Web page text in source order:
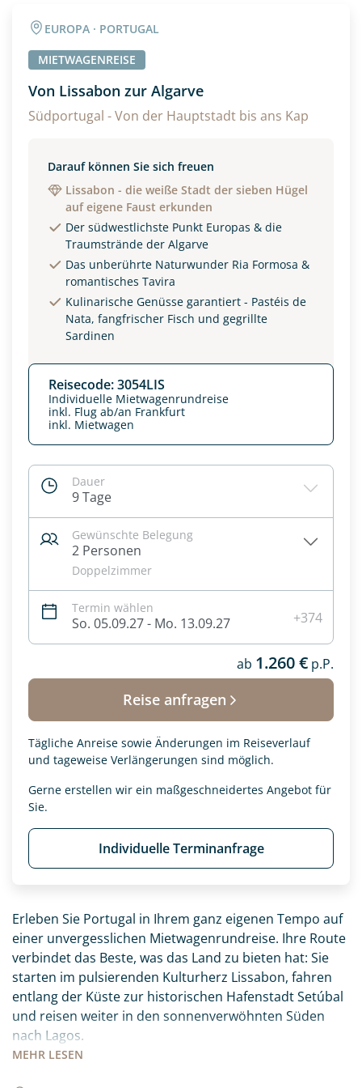
EUROPA · PORTUGAL
MIETWAGENREISE
Von Lissabon zur Algarve
Südportugal - Von der Hauptstadt bis ans Kap
Darauf können Sie sich freuen
Lissabon - die weiße Stadt der sieben Hügel
auf eigene Faust erkunden
Der südwestlichste Punkt Europas & die
Traumstrände der Algarve
Das unberührte Naturwunder Ria Formosa &
romantisches Tavira
Kulinarische Genüsse garantiert - Pastéis de
Nata, fangfrischer Fisch und gegrillte
Sardinen
Reisecode: 3054LIS
Individuelle Mietwagenrundreise
inkl. Flug ab/an Frankfurt
inkl. Mietwagen
Dauer
9 Tage
Gewünschte Belegung
2 Personen
Doppelzimmer
Termin wählen
So. 05.09.27 - Mo. 13.09.27 +374
ab 1.260 € p.P.
Reise anfragen
Tägliche Anreise sowie Änderungen im Reiseverlauf
und tageweise Verlängerungen sind möglich.
Gerne erstellen wir ein maßgeschneidertes Angebot für
Sie.
Individuelle Terminanfrage
MEHR LESEN
Erleben Sie Portugal in Ihrem ganz eigenen Tempo auf
einer unvergesslichen Mietwagenrundreise. Ihre Route
verbindet das Beste, was das Land zu bieten hat: Sie
starten im pulsierenden Kulturherz Lissabon, fahren
entlang der Küste zur historischen Hafenstadt Setúbal
und reisen weiter in den sonnenverwöhnten Süden
nach Lagos.
Alter
Unterkunft
EZ Familienzimmer
Reisebeginn
Datenschutz & Transparenz ist uns sehr wichtig!
Die Anfrage wird via SSL verschlüsselt an unseren Server
geschickt. Mit Absenden des Formulars, erklären Sie, dass
Widerrufhinweisezur
Kenntnis genommen und akzeptiert haben.